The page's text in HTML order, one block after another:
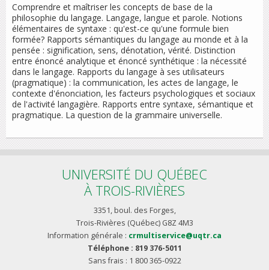
Comprendre et maîtriser les concepts de base de la
philosophie du langage. Langage, langue et parole. Notions
élémentaires de syntaxe : qu'est-ce qu'une formule bien
formée? Rapports sémantiques du langage au monde et à la
pensée : signification, sens, dénotation, vérité. Distinction
entre énoncé analytique et énoncé synthétique : la nécessité
dans le langage. Rapports du langage à ses utilisateurs
(pragmatique) : la communication, les actes de langage, le
contexte d'énonciation, les facteurs psychologiques et sociaux
de l'activité langagière. Rapports entre syntaxe, sémantique et
pragmatique. La question de la grammaire universelle.
UNIVERSITÉ DU QUÉBEC
À TROIS-RIVIÈRES
3351, boul. des Forges,
Trois-Rivières (Québec) G8Z 4M3
Information générale : crmultiservice@uqtr.ca
Téléphone : 819 376-5011
Sans frais : 1 800 365-0922